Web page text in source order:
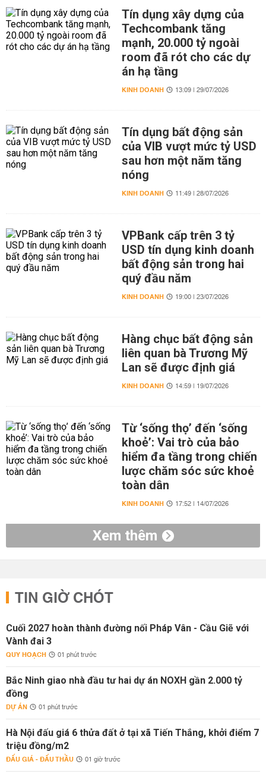
Tín dụng xây dựng của
Techcombank tăng
mạnh, 20.000 tỷ ngoài
room đã rót cho các dự
án hạ tầng
KINH DOANH 13:09 | 29/07/2026
Tín dụng bất động sản
của VIB vượt mức tỷ USD
sau hơn một năm tăng
nóng
KINH DOANH 11:49 | 28/07/2026
VPBank cấp trên 3 tỷ
USD tín dụng kinh doanh
bất động sản trong hai
quý đầu năm
KINH DOANH 19:00 | 23/07/2026
Hàng chục bất động sản
liên quan bà Trương Mỹ
Lan sẽ được định giá
KINH DOANH 14:59 | 19/07/2026
Từ ‘sống thọ’ đến ‘sống
khoẻ’: Vai trò của bảo
hiểm đa tầng trong chiến
lược chăm sóc sức khoẻ
toàn dân
KINH DOANH 17:52 | 14/07/2026
Xem thêm
TIN GIỜ CHÓT
Cuối 2027 hoàn thành đường nối Pháp Vân - Cầu Giẽ với
Vành đai 3
QUY HOẠCH 01 phút trước
Bắc Ninh giao nhà đầu tư hai dự án NOXH gần 2.000 tỷ
đồng
DỰ ÁN 01 phút trước
Hà Nội đấu giá 6 thửa đất ở tại xã Tiến Thắng, khởi điểm 7
triệu đồng/m2
ĐẤU GIÁ - ĐẤU THẦU 01 giờ trước